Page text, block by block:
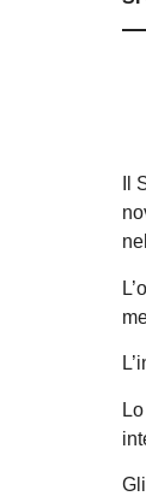
Il